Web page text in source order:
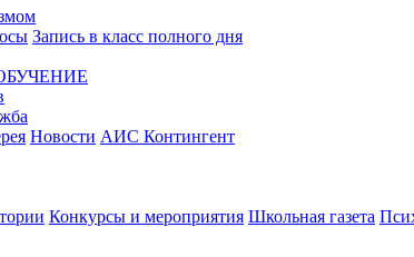
Запись в класс полного дня
Новости АИС Контингент
Конкурсы и мероприятия Школьная газета